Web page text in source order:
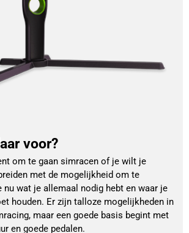
voor?
om te gaan simracen of je wilt je
met de mogelijkheid om te
nu wat je allemaal nodig hebt en waar je
houden. Er zijn talloze mogelijkheden in
maar een goede basis begint met
en goede pedalen.